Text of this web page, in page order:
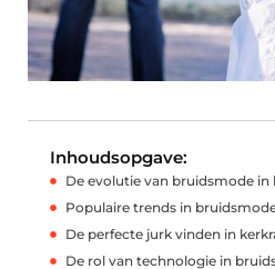
Inhoudsopgave:
De evolutie van bruidsmode in
Populaire trends in
De perfecte jurk vinden in
De rol van technologie in